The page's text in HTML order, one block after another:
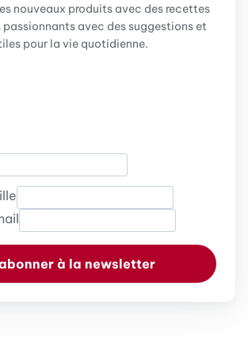
nouveaux produits avec des recettes
avec des suggestions et
pour la vie quotidienne.
à la newsletter